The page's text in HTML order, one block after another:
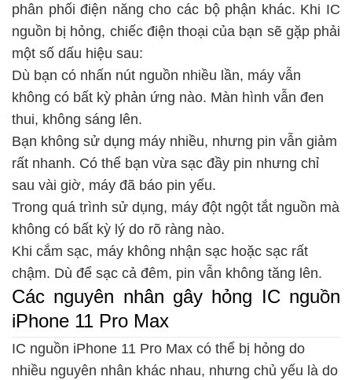
phân phối điện năng cho các bộ phận khác. Khi IC
nguồn bị hỏng, chiếc điện thoại của bạn sẽ gặp phải
một số dấu hiệu sau:
Dù bạn có nhấn nút nguồn nhiều lần, máy vẫn
không có bất kỳ phản ứng nào. Màn hình vẫn đen
thui, không sáng lên.
Bạn không sử dụng máy nhiều, nhưng pin vẫn giảm
rất nhanh. Có thể bạn vừa sạc đầy pin nhưng chỉ
sau vài giờ, máy đã báo pin yếu.
Trong quá trình sử dụng, máy đột ngột tắt nguồn mà
không có bất kỳ lý do rõ ràng nào.
Khi cắm sạc, máy không nhận sạc hoặc sạc rất
chậm. Dù để sạc cả đêm, pin vẫn không tăng lên.
Các nguyên nhân gây hỏng IC nguồn
iPhone 11 Pro Max
IC nguồn iPhone 11 Pro Max có thể bị hỏng do
nhiều nguyên nhân khác nhau, nhưng chủ yếu là do